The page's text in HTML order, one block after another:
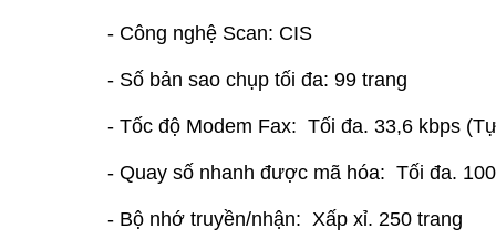
- Công nghệ Scan: CIS
- Số bản sao chụp tối đa: 99 trang
- Tốc độ Modem Fax: Tối đa. 33,6 kbps
- Quay số nhanh được mã hóa: Tối đa.
- Bộ nhớ truyền/nhận: Xấp xỉ. 250 trang